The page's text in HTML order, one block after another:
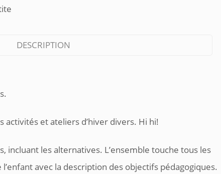
DESCRIPTION
activités et ateliers d’hiver divers. Hi hi!
incluant les alternatives. L’ensemble touche tous les
avec la description des objectifs pédagogiques.